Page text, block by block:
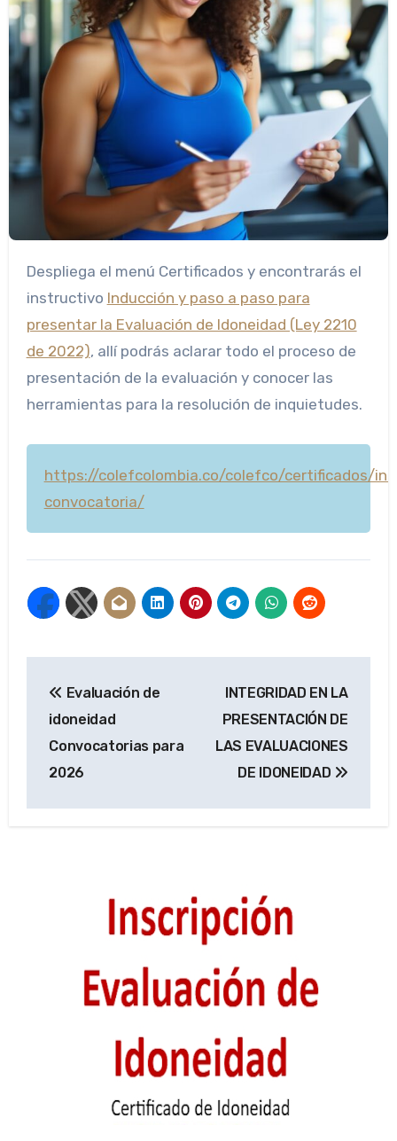
Despliega el menú Certificados y encontrarás el
instructivo Inducción y paso a paso para
presentar la Evaluación de Idoneidad (Ley 2210
de 2022), allí podrás aclarar todo el proceso de
presentación de la evaluación y conocer las
herramientas para la resolución de inquietudes.
https://colefcolombia.co/colefco/certificados/
convocatoria/
de
entradas
Evaluación de
idoneidad
Convocatorias para
2026
INTEGRIDAD EN LA
PRESENTACIÓN DE
LAS EVALUACIONES
DE IDONEIDAD